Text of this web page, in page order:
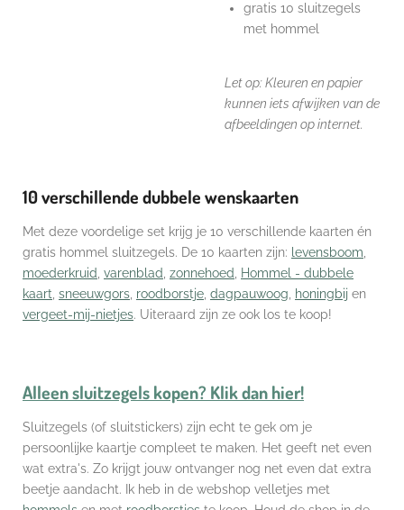
gratis 10 sluitzegels
met hommel
Let op: Kleuren en papier
kunnen iets afwijken van de
afbeeldingen op internet.
10 verschillende dubbele wenskaarten
Met deze voordelige set krijg je 10 verschillende kaarten én
gratis hommel sluitzegels. De 10 kaarten zijn: levensboom,
moederkruid, varenblad, zonnehoed, Hommel - dubbele
kaart, sneeuwgors, roodborstje, dagpauwoog, honingbij en
vergeet-mij-nietjes. Uiteraard zijn ze ook los te koop!
Alleen sluitzegels kopen? Klik dan hier!
Sluitzegels (of sluitstickers) zijn echt te gek om je
persoonlijke kaartje compleet te maken. Het geeft net even
wat extra's. Zo krijgt jouw ontvanger nog net even dat extra
beetje aandacht. Ik heb in de webshop velletjes met